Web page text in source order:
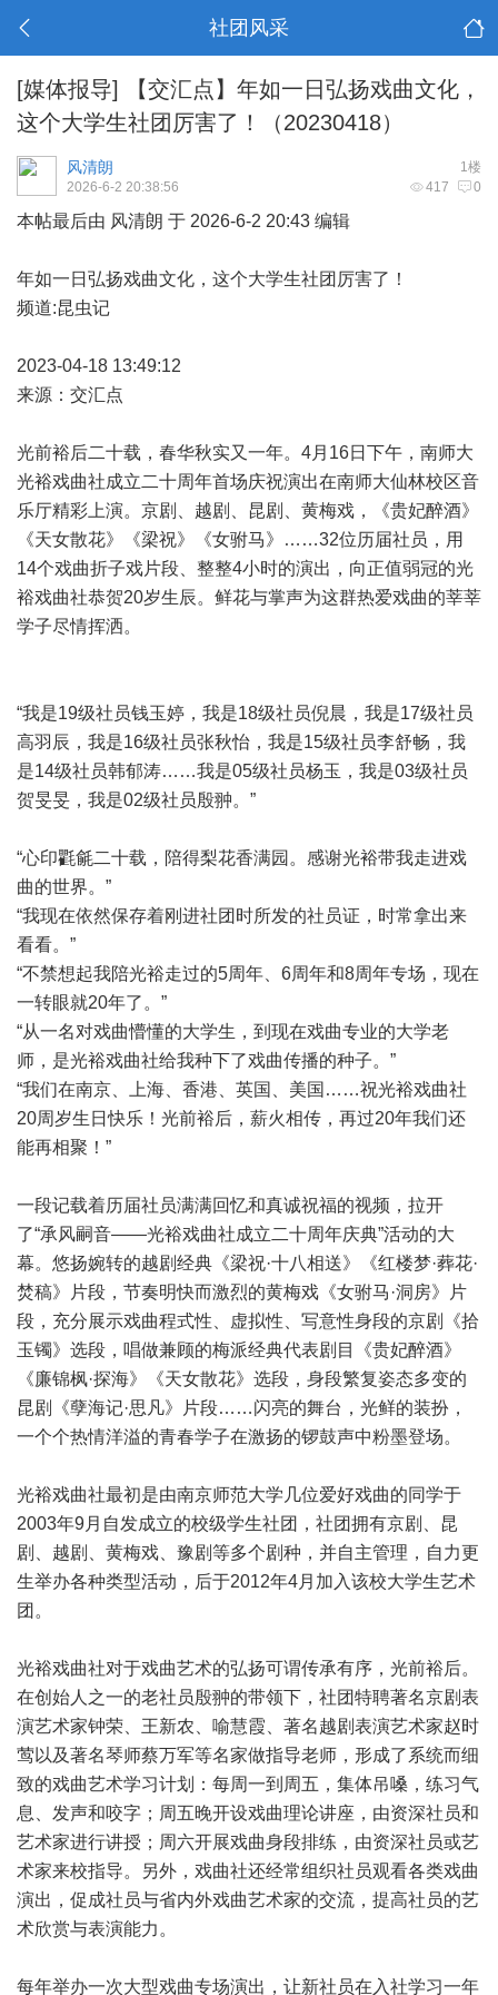
社团风采
[媒体报导]
【交汇点】年如一日弘扬戏曲文化，
这个大学生社团厉害了！（20230418）
1楼
风清朗
417 0
2026-6-2 20:38:56
本帖最后由 风清朗 于 2026-6-2 20:43 编辑
年如一日弘扬戏曲文化，这个大学生社团厉害了！
频道:昆虫记
2023-04-18 13:49:12
来源：交汇点
光前裕后二十载，春华秋实又一年。4月16日下午，南师大
光裕戏曲社成立二十周年首场庆祝演出在南师大仙林校区音
乐厅精彩上演。京剧、越剧、昆剧、黄梅戏，《贵妃醉酒》
《天女散花》《梁祝》《女驸马》……32位历届社员，用
14个戏曲折子戏片段、整整4小时的演出，向正值弱冠的光
裕戏曲社恭贺20岁生辰。鲜花与掌声为这群热爱戏曲的莘莘
学子尽情挥洒。
“我是19级社员钱玉婷，我是18级社员倪晨，我是17级社员
高羽辰，我是16级社员张秋怡，我是15级社员李舒畅，我
是14级社员韩郁涛……我是05级社员杨玉，我是03级社员
贺旻旻，我是02级社员殷翀。”
“心印氍毹二十载，陪得梨花香满园。感谢光裕带我走进戏
曲的世界。”
“我现在依然保存着刚进社团时所发的社员证，时常拿出来
看看。”
“不禁想起我陪光裕走过的5周年、6周年和8周年专场，现在
一转眼就20年了。”
“从一名对戏曲懵懂的大学生，到现在戏曲专业的大学老
师，是光裕戏曲社给我种下了戏曲传播的种子。”
“我们在南京、上海、香港、英国、美国……祝光裕戏曲社
20周岁生日快乐！光前裕后，薪火相传，再过20年我们还
能再相聚！”
一段记载着历届社员满满回忆和真诚祝福的视频，拉开
了“承风嗣音——光裕戏曲社成立二十周年庆典”活动的大
幕。悠扬婉转的越剧经典《梁祝·十八相送》《红楼梦·葬花·
焚稿》片段，节奏明快而激烈的黄梅戏《女驸马·洞房》片
段，充分展示戏曲程式性、虚拟性、写意性身段的京剧《拾
玉镯》选段，唱做兼顾的梅派经典代表剧目《贵妃醉酒》
《廉锦枫·探海》《天女散花》选段，身段繁复姿态多变的
昆剧《孽海记·思凡》片段……闪亮的舞台，光鲜的装扮，
一个个热情洋溢的青春学子在激扬的锣鼓声中粉墨登场。
光裕戏曲社最初是由南京师范大学几位爱好戏曲的同学于
2003年9月自发成立的校级学生社团，社团拥有京剧、昆
剧、越剧、黄梅戏、豫剧等多个剧种，并自主管理，自力更
生举办各种类型活动，后于2012年4月加入该校大学生艺术
团。
光裕戏曲社对于戏曲艺术的弘扬可谓传承有序，光前裕后。
在创始人之一的老社员殷翀的带领下，社团特聘著名京剧表
演艺术家钟荣、王新农、喻慧霞、著名越剧表演艺术家赵时
莺以及著名琴师蔡万军等名家做指导老师，形成了系统而细
致的戏曲艺术学习计划：每周一到周五，集体吊嗓，练习气
息、发声和咬字；周五晚开设戏曲理论讲座，由资深社员和
艺术家进行讲授；周六开展戏曲身段排练，由资深社员或艺
术家来校指导。另外，戏曲社还经常组织社员观看各类戏曲
演出，促成社员与省内外戏曲艺术家的交流，提高社员的艺
术欣赏与表演能力。
每年举办一次大型戏曲专场演出，让新社员在入社学习一年